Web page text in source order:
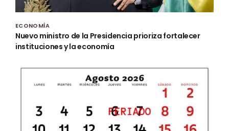
ECONOMÍA
Nuevo ministro de la Presidencia prioriza fortalecer
instituciones y la economía